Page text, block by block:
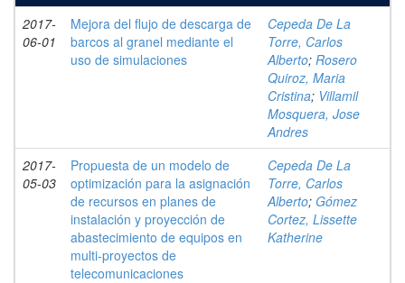
2017-
06-01
Mejora del flujo de descarga de
barcos al granel mediante el
uso de simulaciones
Cepeda De La
Torre, Carlos
Alberto; Rosero
Quiroz, Maria
Cristina; Villamil
Mosquera, Jose
Andres
2017-
05-03
Propuesta de un modelo de
optimización para la asignación
de recursos en planes de
instalación y proyección de
abastecimiento de equipos en
multi-proyectos de
telecomunicaciones
Cepeda De La
Torre, Carlos
Alberto; Gómez
Cortez, Lissette
Katherine